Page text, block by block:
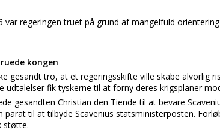
var regeringen truet på grund af mangelfuld
kongen
gesandt tro, at et regeringsskifte ville skabe alvorlig
udtalelser fik tyskerne til at forny deres krigsplaner
gesandten Christian den Tiende til at bevare
parat til at tilbyde Scavenius statsministerposten.
støtte.